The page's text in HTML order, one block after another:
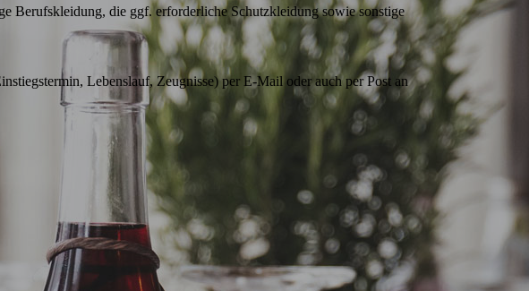
Berufskleidung, die ggf. erforderliche Schutzkleidung sowie sonstige
Lebenslauf, Zeugnisse) per E-Mail oder auch per Post an